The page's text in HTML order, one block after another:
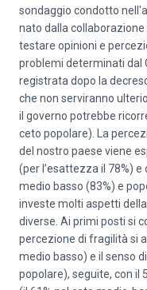
sondaggio condotto
nato dalla collaborazione
testare opinioni e
problemi determinati dal
registrata dopo la
che non serviranno
il governo potrebbe
ceto popolare). La
del nostro paese viene
(per l’esattezza il 78%)
medio basso (83%) e
investe molti aspetti
diverse. Ai primi posti si
percezione di fragilità si
medio basso) e il senso
popolare), seguite, con il